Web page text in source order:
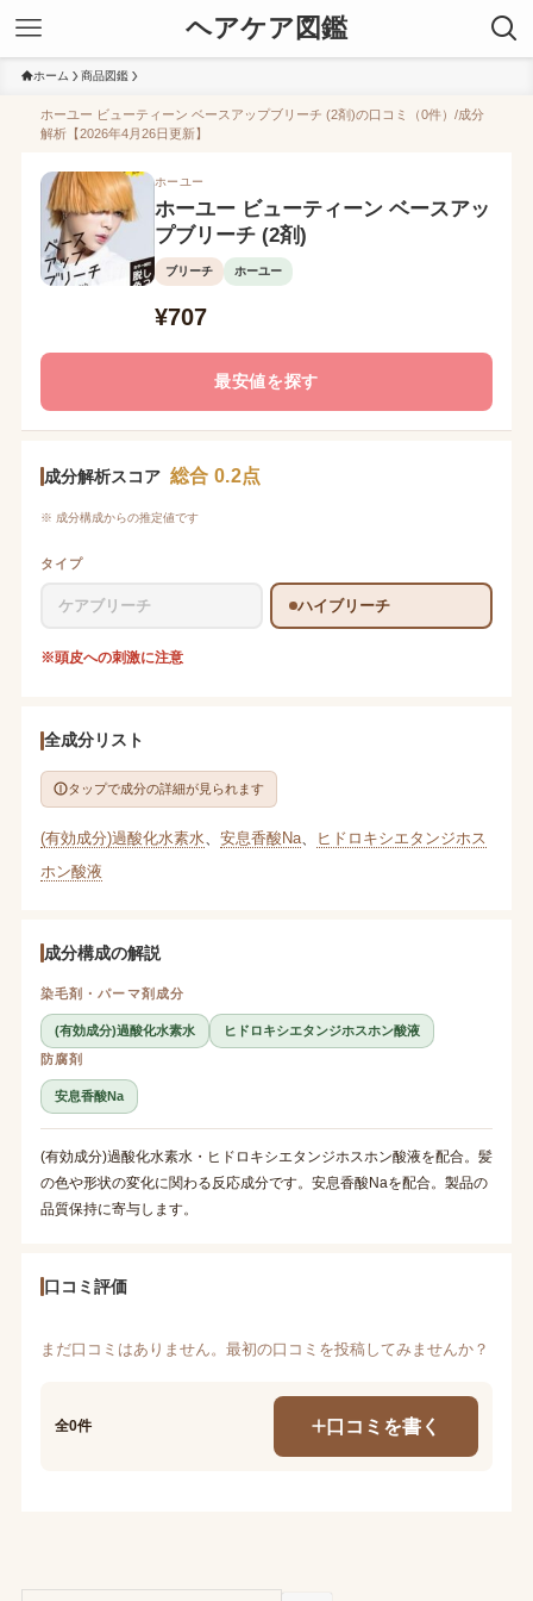
ヘアケア図鑑
ホーム 商品図鑑
ホーユー ビューティーン ベースアップブリーチ (2剤)の口コミ（0件）/成分
解析【2026年4月26日更新】
ホーユー
ホーユー ビューティーン ベースアッ
プブリーチ (2剤)
ブリーチ ホーユー
¥707
最安値を探す
成分解析スコア 総合 0.2点
※ 成分構成からの推定値です
タイプ
ケアブリーチ ハイブリーチ
※頭皮への刺激に注意
全成分リスト
タップで成分の詳細が見られます
(有効成分)過酸化水素水 安息香酸Na、
ヒドロキシエタンジホス
ホン酸液
成分構成の解説
染毛剤・パーマ剤成分
(有効成分)過酸化水素水
ヒドロキシエタンジホスホン酸液
防腐剤
安息香酸Na
(有効成分)過酸化水素水・ヒドロキシエタンジホスホン酸液を配合。髪
の色や形状の変化に関わる反応成分です。安息香酸Naを配合。製品の
品質保持に寄与します。
口コミ評価
まだ口コミはありません。最初の口コミを投稿してみませんか？
全0件 口コミを書く